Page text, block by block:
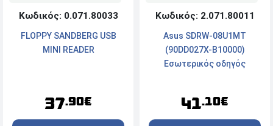
Κωδικός: 0.071.80033
FLOPPY SANDBERG USB
MINI READER
37.90€
Κωδικός: 2.071.80011
Asus SDRW-08U1MT
(90DD027X-B10000)
Εσωτερικός οδηγός
41.10€